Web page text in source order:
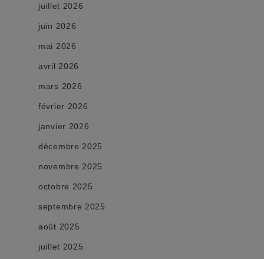
juillet 2026
juin 2026
mai 2026
avril 2026
mars 2026
février 2026
janvier 2026
décembre 2025
novembre 2025
octobre 2025
septembre 2025
août 2025
juillet 2025